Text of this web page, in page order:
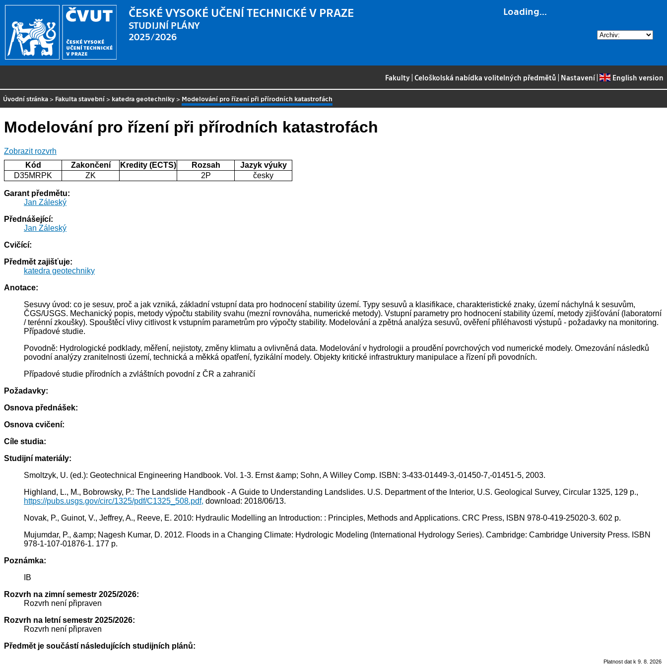
Loading...
ČESKÉ VYSOKÉ UČENÍ TECHNICKÉ V PRAZE
STUDIJNÍ PLÁNY
2025/2026
Fakulty |Celoškolská nabídka volitelných předmětů Nastavení| English version
Úvodní stránka > Fakulta stavební > katedra geotechniky > Modelování pro řízení při přírodních katastrofách
Modelování pro řízení při přírodních katastrofách
Zobrazit rozvrh
Kód
Zakončení Kredity (ECTS) Rozsah
Jazyk výuky
D35MRPK
ZK 2P česky
Garant předmětu:
Jan Záleský
Přednášející:
Jan Záleský
Cvičící:
Předmět zajišťuje:
katedra geotechniky
Anotace:
Sesuvy úvod: co je sesuv, proč a jak vzniká, základní vstupní data pro hodnocení stability území. Typy sesuvů a klasifikace, charakteristické znaky, území náchylná k sesuvům,
ČGS/USGS. Mechanický popis, metody výpočtu stability svahu (mezní rovnováha, numerické metody). Vstupní parametry pro hodnocení stability území, metody zjišťování (laboratorní
/ terénní zkoušky). Spouštěcí vlivy citlivost k vstupním parametrům pro výpočty stability. Modelování a zpětná analýza sesuvů, ověření přiléhavosti výstupů - požadavky na monitoring.
Případové studie.
Povodně: Hydrologické podklady, měření, nejistoty, změny klimatu a ovlivněná data. Modelování v hydrologii a proudění povrchových vod numerické modely. Omezování následků
povodní analýzy zranitelnosti území, technická a měkká opatření, fyzikální modely. Objekty kritické infrastruktury manipulace a řízení při povodních.
Případové studie přírodních a zvláštních povodní z ČR a zahraničí
Požadavky:
Osnova přednášek:
Osnova cvičení:
Cíle studia:
Studijní materiály:
Smoltzyk, U. (ed.): Geotechnical Engineering Handbook. Vol. 1-3. Ernst &amp; Sohn, A Willey Comp. ISBN: 3-433-01449-3,-01450-7,-01451-5, 2003.
Highland, L., M., Bobrowsky, P.: The Landslide Handbook - A Guide to Understanding Landslides. U.S. Department of the Interior, U.S. Geological Survey, Circular 1325, 129 p.,
https://pubs.usgs.gov/circ/1325/pdf/C1325_508.pdf, download: 2018/06/13.
Novak, P., Guinot, V., Jeffrey, A., Reeve, E. 2010: Hydraulic Modelling an Introduction: : Principles, Methods and Applications. CRC Press, ISBN 978-0-419-25020-3. 602 p.
Mujumdar, P., &amp; Nagesh Kumar, D. 2012. Floods in a Changing Climate: Hydrologic Modeling (International Hydrology Series). Cambridge: Cambridge University Press. ISBN
978-1-107-01876-1. 177 p.
Poznámka:
IB
Rozvrh na zimní semestr 2025/2026:
Rozvrh není připraven
Rozvrh na letní semestr 2025/2026:
Rozvrh není připraven
Předmět je součástí následujících studijních plánů:
Platnost dat k 9. 8. 2026